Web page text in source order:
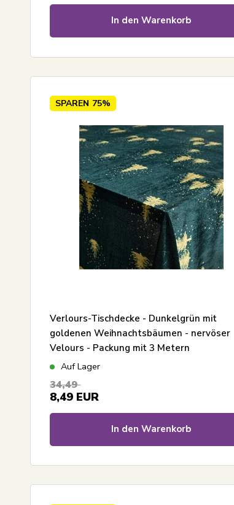
In den Warenkorb
SPAREN 75%
Verlours-Tischdecke - Dunkelgrün mit
goldenen Weihnachtsbäumen - nervöser
Velours - Packung mit 3 Metern
Auf Lager
34,49
8,49 EUR
In den Warenkorb